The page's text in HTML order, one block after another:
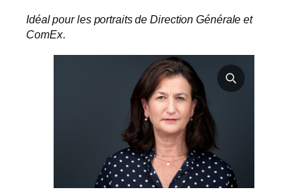
Idéal pour les portraits de Direction Générale et
ComEx.